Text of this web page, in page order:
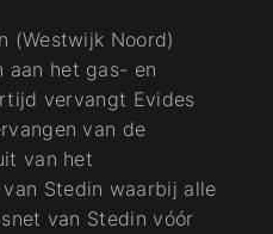
(Westwijk Noord)
aan het gas- en
vervangt Evides
van de
van het
Stedin waarbij alle
van Stedin vóór